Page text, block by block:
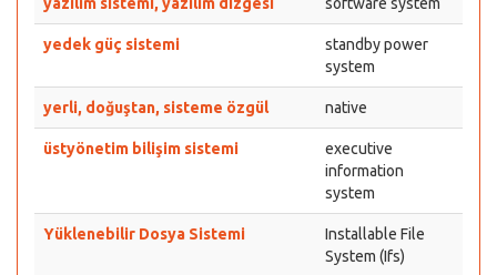
yedek güç sistemi
standby power
system
yerli, doğuştan, sisteme özgül native
üstyönetim bilişim sistemi
executive
information
system
Yüklenebilir Dosya Sistemi
Installable File
System (Ifs)